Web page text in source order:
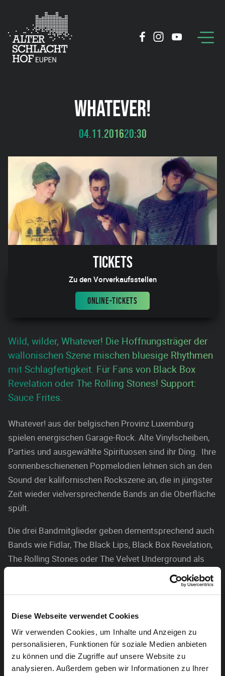
Diese Webseite verwendet Cookies
Wir verwenden Cookies, um Inhalte und Anzeigen zu
personalisieren, Funktionen für soziale Medien anbieten
zu können und die Zugriffe auf unsere Website zu
analysieren. Außerdem geben wir Informationen zu Ihrer
WHATEVER!
04.11.201620:30
Tickets
Zu den Vorverkaufsstellen
ONLINE-TICKETS
Wild, wilder, Whatever! Die Hoffnungsträger der
wallonischen Szene mischen bluesige Rhythmen
mit Schlagfertigkeit. Für Fans von Black Box
Revelation oder The Rolling Stones! Support:
Sauce Frites.
Whatever! aus der belgischen Provinz Luxemburg
spielen energischen Garage-Rock. Alte Vinylscheiben,
Parties und ausgewählte Spirituosen sind ihr Ding. Ihre
sonnenbeschienenen Popmelodien lehnen sich an den
Sound der kalifornischen Rockszene an, die in jüngster
Zeit wieder vielversprechende Bands an die Oberfläche
spült.
Die drei Bandmitglieder geben dementsprechend auch
Bands wie Fidlar, The Black Lips, Black Box Revelation,
The Rolling Stones oder The Velvet Underground als
vielversprechendsten Newcomer der wallonischen
auf ihre Kosten!
Supportet werden Whatever vom ostbelgischen Trio
Sauce Frites. Die Band setzt sich aus Timo Schmidt
(Schlagzeug und Gesang), Fabio El Yassouri (Bass) und